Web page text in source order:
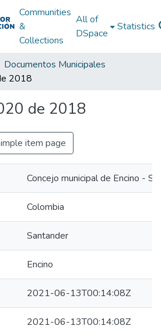
Communities
&
Collections
All of
DSpace
Statistics
Documentos Municipales
2018
de 2018
item page
Concejo municipal de Encino -
Colombia
Santander
Encino
2021-06-13T00:14:08Z
2021-06-13T00:14:08Z